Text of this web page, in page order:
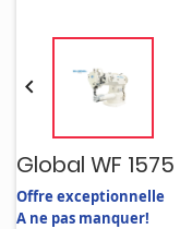

Global WF 1575
Offre exceptionnelle
A ne pas manquer!